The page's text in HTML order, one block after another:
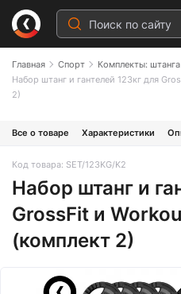
Главная Спорт
Комплекты: штанга
Набор штанг и гантелей 123кг для
2)
Все о товаре Характеристики
Код товара: SET/123KG/K2
Набор штанг и
GrossFit и
(комплект 2)